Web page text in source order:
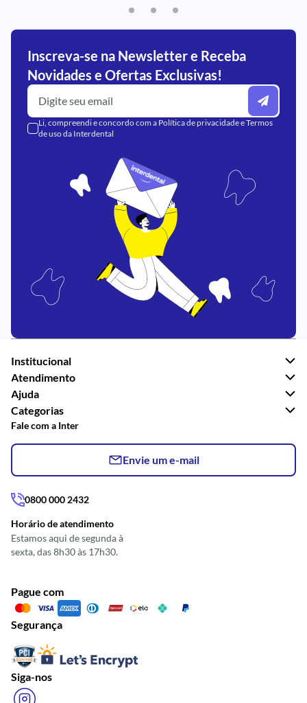
Inscreva-se na Newsletter e Receba
Novidades e Ofertas Exclusivas!
Li, compreendi e concordo com a Política de privacidadeeTermos
de usoda Interdental
Institucional
Atendimento
Ajuda
Categorias
Fale com a Inter
Envie um e-mail
0800 000 2432
Horário de atendimento
Estamos aqui de segunda à
sexta, das 8h30 às 17h30.
Pague com
Segurança
Siga-nos